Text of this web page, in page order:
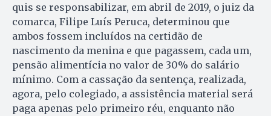
quis se responsabilizar, em abril de 2019, o juiz da
comarca, Filipe Luís Peruca, determinou que
ambos fossem incluídos na certidão de
nascimento da menina e que pagassem, cada um,
pensão alimentícia no valor de 30% do salário
mínimo. Com a cassação da sentença, realizada,
agora, pelo colegiado, a assistência material será
paga apenas pelo primeiro réu, enquanto não